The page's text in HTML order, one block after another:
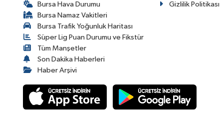
Bursa Hava Durumu
Bursa Namaz Vakitleri
Bursa Trafik Yoğunluk Haritası
Süper Lig Puan Durumu ve Fikstür
Tüm Manşetler
Son Dakika Haberleri
Haber Arşivi
Gizlilik Politikası